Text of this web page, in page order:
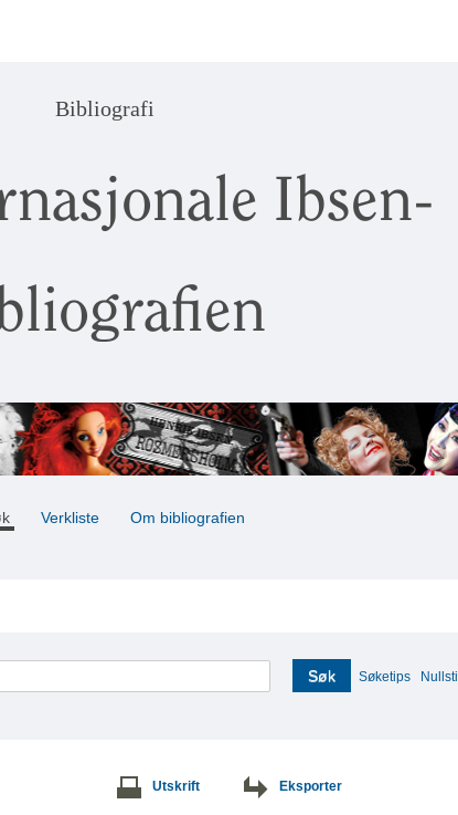
Bibliografi
Ibsen-
Verkliste Om bibliografien
Søk Søketips Nullstill
Utskrift Eksporter